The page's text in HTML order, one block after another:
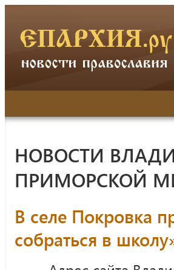
НОВОСТИ
ПРИМОРСКОЙ
В селе Покровка
собраться в